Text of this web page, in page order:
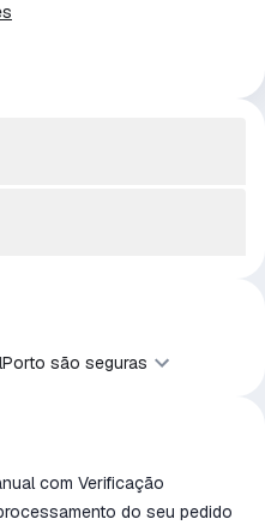
são seguras
são
PixelPorto
se o produto
com Verificação
do seu pedido